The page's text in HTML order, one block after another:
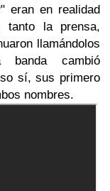
" eran en realidad
tanto la prensa,
llamándolos
cambió
sí, sus primero
nombres.